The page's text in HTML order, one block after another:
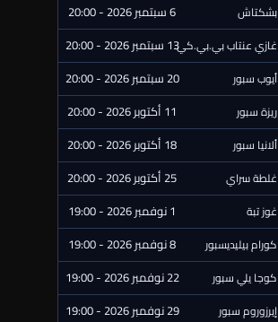
بشكتاش 6 سبتمبر 2026 - 20:00
غازي عنتاب بي.بي.كي.13 سبتمبر 2026 - 20:00
أيوب سبور 20 سبتمبر 2026 - 20:00
ريزة سبور 11 أكتوبر 2026 - 20:00
ألانيا سبور 18 أكتوبر 2026 - 20:00
غلطة سراي 25 أكتوبر 2026 - 20:00
غوز تبة 1 نوفمبر 2026 - 19:00
كورام بيليديسبور 8 نوفمبر 2026 - 19:00
كوجا يلي سبور 22 نوفمبر 2026 - 19:00
إيرزوروم سبور 29 نوفمبر 2026 - 19:00